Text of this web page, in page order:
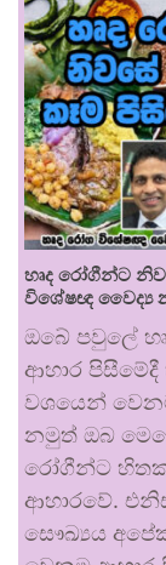
හෘද රෝගීන්ට
විශේෂඥ වෛද්‍ය
ඔබේ පවුලේ
ආහාර
වශයෙන්
නමුත් ඔබ
රෝගීන්ට
ආහාරවේ.
සෞඛ්‍යය